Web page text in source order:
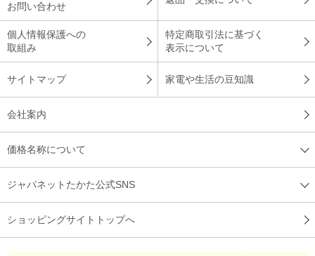
お問い合わせ
個人情報保護への
取組み
特定商取引法に基づく
表示について
サイトマップ 家電や生活の豆知識
会社案内
価格名称について
ジャパネットたかた公式SNS
ショッピングサイトトップへ